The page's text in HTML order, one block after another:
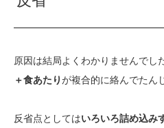
原因は結局よくわかりませんでし
＋食あたりが複合的に絡んでたん
反省点としてはいろいろ詰め込み